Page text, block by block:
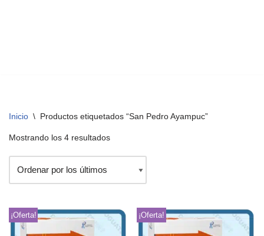
Inicio \ Productos etiquetados “San Pedro Ayampuc”
Mostrando los 4 resultados
¡Oferta! ¡Oferta!